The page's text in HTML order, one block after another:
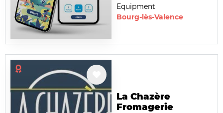
Equipment
Bourg-lès-Valence
La Chazère
Fromagerie